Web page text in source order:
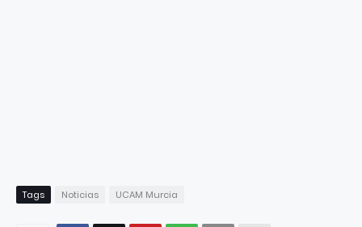
Tags Noticias UCAM Murcia